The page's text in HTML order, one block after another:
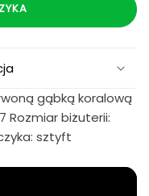
gąbką koralową
Rozmiar biżuterii:
sztyft